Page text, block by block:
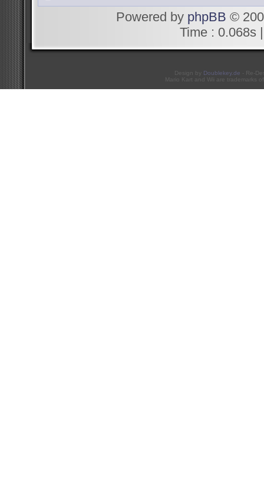
Powered by phpBB ©
Time : 0.068s
Design by Doublekey.de - Re-
Mario Kart and Wii are trademarks